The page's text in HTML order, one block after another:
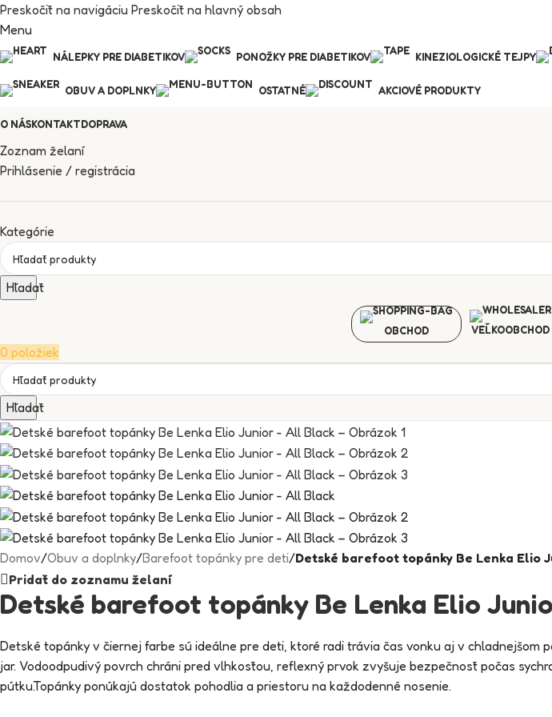
Preskočiť na navigáciu Preskočiť na hlavný obsah
Menu
NÁLEPKY PRE DIABETIKOV PONOŽKY PRE DIABETIKOV KINEZIOLOGICKÉ TEJPY
OBUV A DOPLNKY OSTATNÉ AKCIOVÉ PRODUKTY
O NÁSKONTAKTDOPRAVA
Zoznam želaní
Prihlásenie / registrácia
Kategórie
Hľadať
OBCHOD VEĽKOOBCHOD
0 položiek
Hľadať
Domov/Obuv a doplnky/Barefoot topánky pre deti/Detské barefoot topánky Be Lenka Elio
Pridať do zoznamu želaní
Detské barefoot topánky Be Lenka Elio
Detské topánky v čiernej farbe sú ideálne pre deti, ktoré radi trávia čas vonku aj v
jar. Vodoodpudivý povrch chráni pred vlhkosťou, reflexný prvok zvyšuje bezpečnosť počas
pútku.Topánky ponúkajú dostatok pohodlia a priestoru na každodenné nosenie.